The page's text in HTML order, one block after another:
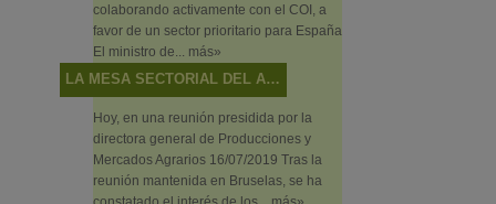
colaborando activamente con el COI, a
favor de un sector prioritario para España
El ministro de... más»
LA MESA SECTORIAL DEL ACEITE DE OLIVA Y LA ACEITUNA DE MESA ANALIZA LA SITUACIÓN DEL SECTOR Y LAS ACTUACIONES DEL MINISTERIO EN RELACIÓN CON LOS MECANISMOS DE AUTORREGULACIÓN
Hoy, en una reunión presidida por la
directora general de Producciones y
Mercados Agrarios 16/07/2019 Tras la
reunión mantenida en Bruselas, se ha